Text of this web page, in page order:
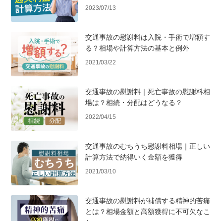
2023/07/13
交通事故の慰謝料は入院・手術で増額す
る？相場や計算方法の基本と例外
2021/03/22
交通事故の慰謝料｜死亡事故の慰謝料相
場は？相続・分配はどうなる？
2022/04/15
交通事故のむちうち慰謝料相場｜正しい
計算方法で納得いく金額を獲得
2021/03/10
交通事故の慰謝料が補償する精神的苦痛
とは？相場金額と高額獲得に不可欠なこ